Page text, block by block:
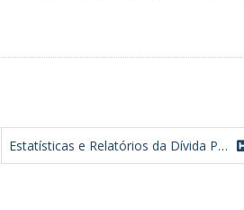
Estatísticas e Relatórios da Dívida Pública Federal